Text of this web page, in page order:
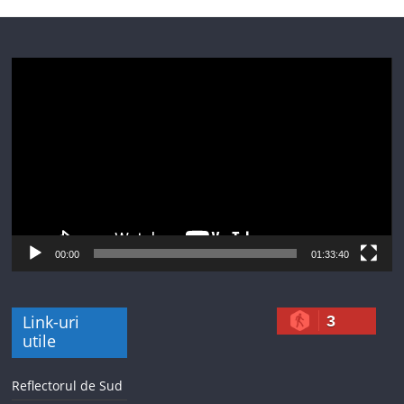
00:00 01:33:40
Link-uri
utile
Reflectorul de Sud
3